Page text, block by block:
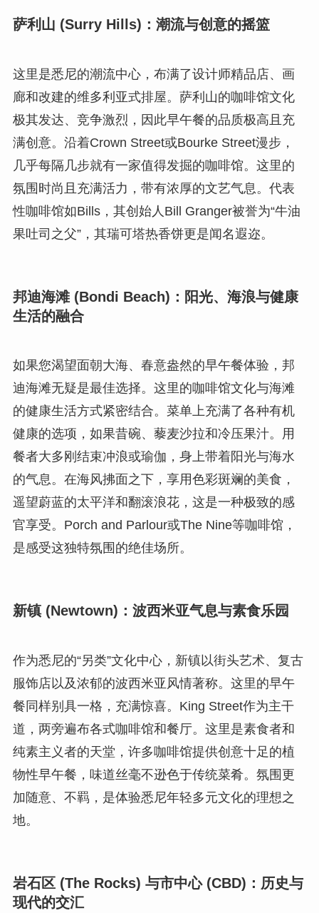
萨利山 (Surry Hills)：潮流与创意的摇篮
这里是悉尼的潮流中心，布满了设计师精品店、画
廊和改建的维多利亚式排屋。萨利山的咖啡馆文化
极其发达、竞争激烈，因此早午餐的品质极高且充
满创意。沿着Crown Street或Bourke Street漫步，
几乎每隔几步就有一家值得发掘的咖啡馆。这里的
氛围时尚且充满活力，带有浓厚的文艺气息。代表
性咖啡馆如Bills，其创始人Bill Granger被誉为“牛油
果吐司之父”，其瑞可塔热香饼更是闻名遐迩。
邦迪海滩 (Bondi Beach)：阳光、海浪与健康
生活的融合
如果您渴望面朝大海、春意盎然的早午餐体验，邦
迪海滩无疑是最佳选择。这里的咖啡馆文化与海滩
的健康生活方式紧密结合。菜单上充满了各种有机
健康的选项，如果昔碗、藜麦沙拉和冷压果汁。用
餐者大多刚结束冲浪或瑜伽，身上带着阳光与海水
的气息。在海风拂面之下，享用色彩斑斓的美食，
遥望蔚蓝的太平洋和翻滚浪花，这是一种极致的感
官享受。Porch and Parlour或The Nine等咖啡馆，
是感受这独特氛围的绝佳场所。
新镇 (Newtown)：波西米亚气息与素食乐园
作为悉尼的“另类”文化中心，新镇以街头艺术、复古
服饰店以及浓郁的波西米亚风情著称。这里的早午
餐同样别具一格，充满惊喜。King Street作为主干
道，两旁遍布各式咖啡馆和餐厅。这里是素食者和
纯素主义者的天堂，许多咖啡馆提供创意十足的植
物性早午餐，味道丝毫不逊色于传统菜肴。氛围更
加随意、不羁，是体验悉尼年轻多元文化的理想之
地。
岩石区 (The Rocks) 与市中心 (CBD)：历史与
现代的交汇